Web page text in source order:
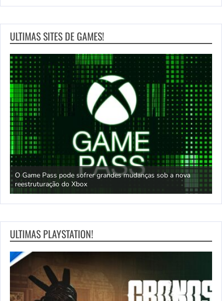
ULTIMAS SITES DE GAMES!
O Game Pass pode sofrer grandes mudanças sob a nova
reestruturação do Xbox
ULTIMAS PLAYSTATION!